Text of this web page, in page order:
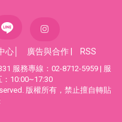
心 廣告與合作 RSS
服務專線：02-8712-5959 | 服
10:00~17:30
版權所有，禁止擅自轉貼